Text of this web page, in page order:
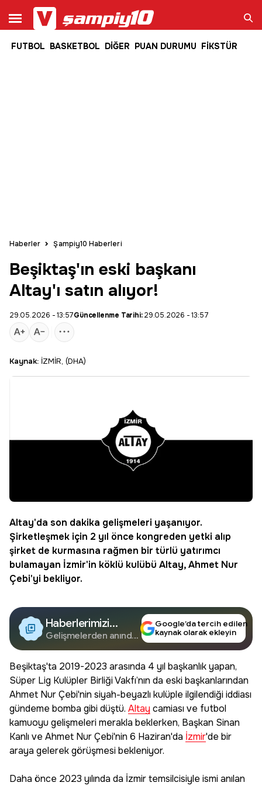
FUTBOL BASKETBOL DİĞER PUAN DURUMU FİKSTÜRAra
Haberler Şampiy10 Haberleri
Beşiktaş'ın eski başkanı
Altay'ı satın alıyor!
29.05.2026 - 13:57Güncellenme Tarihi:29.05.2026 - 13:57
Kaynak: İZMİR, (DHA)
Altay'da son dakika gelişmeleri yaşanıyor.
Şirketleşmek için 2 yıl önce kongreden yetki alıp
şirket de kurmasına rağmen bir türlü yatırımcı
bulamayan İzmir'in köklü kulübü Altay, Ahmet Nur
Çebi'yi bekliyor.
Haberlerimizi
Google'da Takip
Edin
Gelişmelerden anında
Google’da tercih edilen
kaynak olarak ekleyin
Beşiktaş'ta 2019-2023 arasında 4 yıl başkanlık yapan,
Süper Lig Kulüpler Birliği Vakfı’nın da eski başkanlarından
Ahmet Nur Çebi'nin siyah-beyazlı kulüple ilgilendiği iddiası
gündeme bomba gibi düştü. Altay camiası ve futbol
kamuoyu gelişmeleri merakla beklerken, Başkan Sinan
Kanlı ve Ahmet Nur Çebi'nin 6 Haziran'da İzmir'de bir
araya gelerek görüşmesi bekleniyor.
Daha önce 2023 yılında da İzmir temsilcisiyle ismi anılan